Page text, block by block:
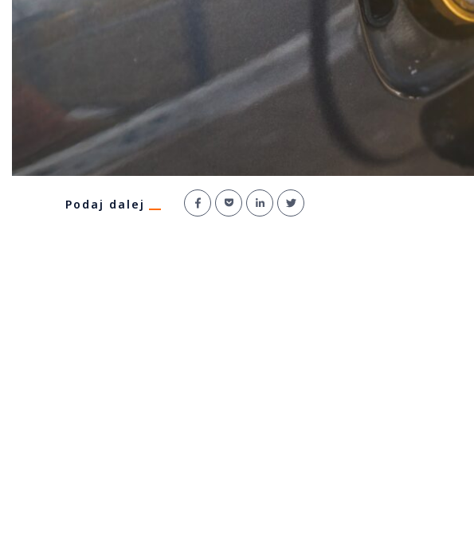
Podaj dalej